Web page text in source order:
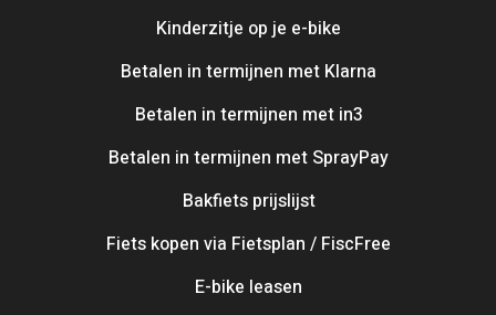
Kinderzitje op je e-bike
Betalen in termijnen met Klarna
Betalen in termijnen met in3
Betalen in termijnen met SprayPay
Bakfiets prijslijst
Fiets kopen via Fietsplan / FiscFree
E-bike leasen